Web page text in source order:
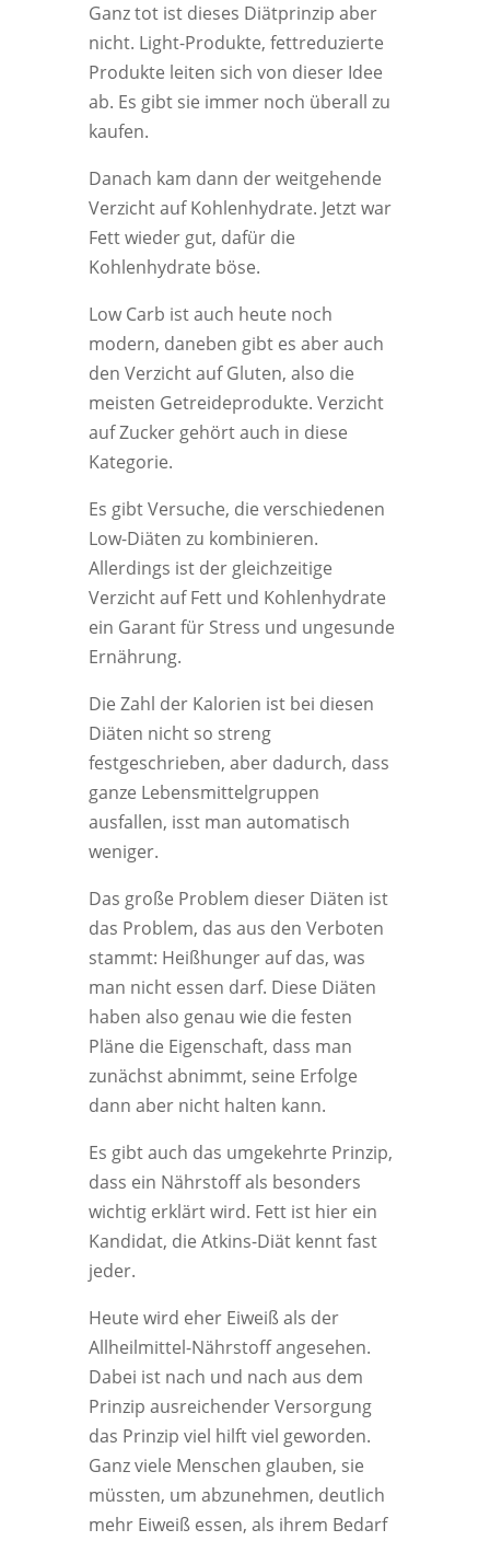
Ganz tot ist dieses Diätprinzip aber
nicht. Light-Produkte, fettreduzierte
Produkte leiten sich von dieser Idee
ab. Es gibt sie immer noch überall zu
kaufen.
Danach kam dann der weitgehende
Verzicht auf Kohlenhydrate. Jetzt war
Fett wieder gut, dafür die
Kohlenhydrate böse.
Low Carb ist auch heute noch
modern, daneben gibt es aber auch
den Verzicht auf Gluten, also die
meisten Getreideprodukte. Verzicht
auf Zucker gehört auch in diese
Kategorie.
Es gibt Versuche, die verschiedenen
Low-Diäten zu kombinieren.
Allerdings ist der gleichzeitige
Verzicht auf Fett und Kohlenhydrate
ein Garant für Stress und ungesunde
Ernährung.
Die Zahl der Kalorien ist bei diesen
Diäten nicht so streng
festgeschrieben, aber dadurch, dass
ganze Lebensmittelgruppen
ausfallen, isst man automatisch
weniger.
Das große Problem dieser Diäten ist
das Problem, das aus den Verboten
stammt: Heißhunger auf das, was
man nicht essen darf. Diese Diäten
haben also genau wie die festen
Pläne die Eigenschaft, dass man
zunächst abnimmt, seine Erfolge
dann aber nicht halten kann.
Es gibt auch das umgekehrte Prinzip,
dass ein Nährstoff als besonders
wichtig erklärt wird. Fett ist hier ein
Kandidat, die Atkins-Diät kennt fast
jeder.
Heute wird eher Eiweiß als der
Allheilmittel-Nährstoff angesehen.
Dabei ist nach und nach aus dem
Prinzip ausreichender Versorgung
das Prinzip viel hilft viel geworden.
Ganz viele Menschen glauben, sie
müssten, um abzunehmen, deutlich
mehr Eiweiß essen, als ihrem Bedarf